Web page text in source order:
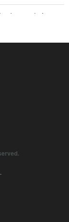
Lepas dari
Artesh: Garda
di Masa Perang
Pasukan